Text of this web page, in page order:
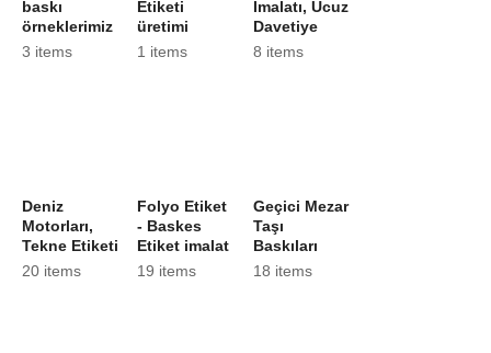
baskı
örneklerimiz
3 items
Etiketi
üretimi
1 items
İmalatı, Ucuz
Davetiye
8 items
Deniz
Motorları,
Tekne Etiketi
20 items
Folyo Etiket
- Baskes
Etiket imalat
19 items
Geçici Mezar
Taşı
Baskıları
18 items